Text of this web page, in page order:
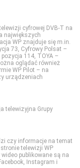
cyfrowej DVB-T na
największych
WP znajduje się m.in.
73, Cyfrowy Polsat –
114, TOYA –
oglądać również
WP Pilot – na
urządzeniach
telewizyjna Grupy
czy informacje na temat
telewizji WP
publikowane są na
Instagram i